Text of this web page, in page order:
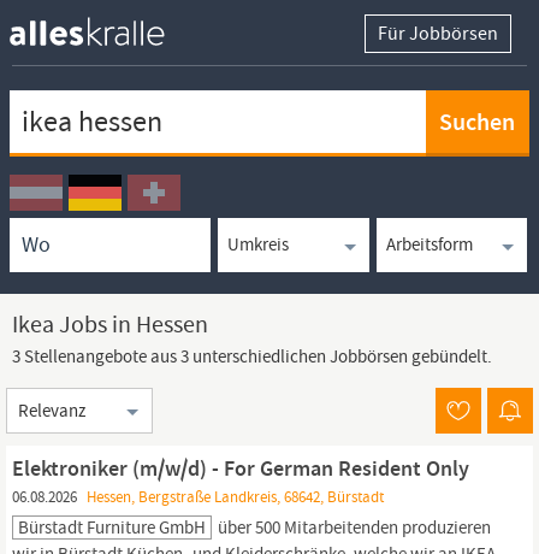
Für Jobbörsen
Ortssuche
Umkreissuche
Arbeitsform
Ikea Jobs in Hessen
3 Stellenangebote aus 3 unterschiedlichen Jobbörsen gebündelt.
Sortierung
Elektroniker (m/w/d) - For German Resident Only
06.08.2026 Hessen, Bergstraße Landkreis, 68642, Bürstadt
Bürstadt Furniture GmbH über 500 Mitarbeitenden produzieren